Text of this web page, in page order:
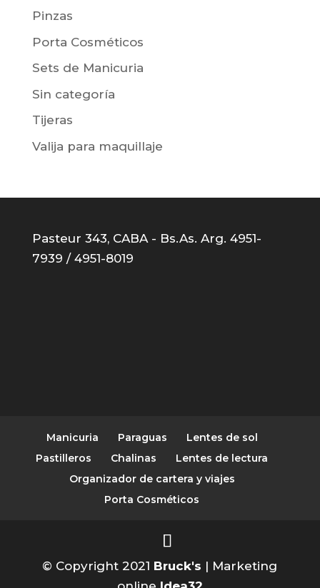
Pinzas
Porta Cosméticos
Sets de Manicuria
Sin categoría
Tijeras
Valija para maquillaje
Pasteur 343, CABA - Bs.As. Arg. 4951-
7939 / 4951-8019
Manicuria Paraguas
Lentes de sol
Pastilleros
Chalinas
Lentes de lectura
Organizador de cartera y viajes
Porta Cosméticos
© Copyright 2021 Bruck's | Marketing